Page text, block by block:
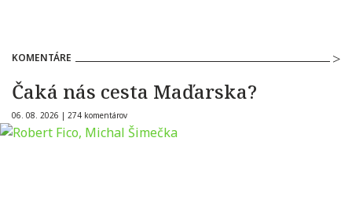
KOMENTÁRE
Čaká nás cesta Maďarska?
06. 08. 2026 | 274 komentárov